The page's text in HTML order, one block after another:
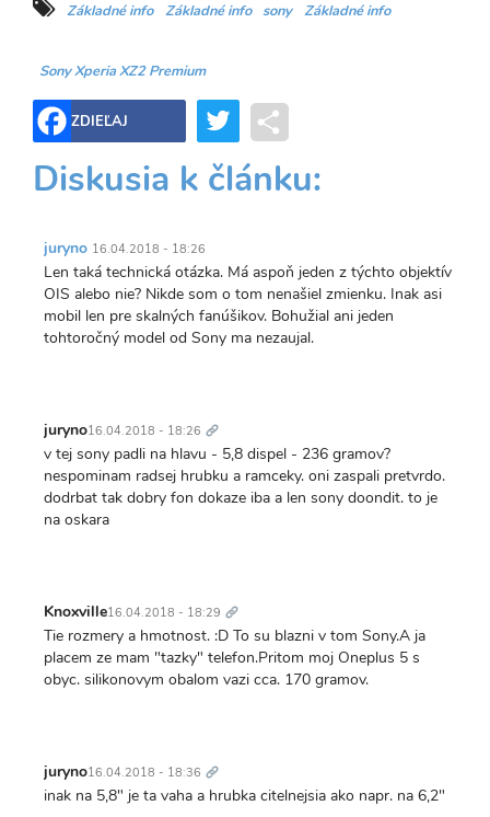
Základné info Základné info sony Základné info
Sony Xperia XZ2 Premium
ZDIEĽAJ Twitter
Diskusia k článku:
juryno 16.04.2018 - 18:26
Len taká technická otázka. Má aspoň jeden z týchto objektív
OIS alebo nie? Nikde som o tom nenašiel zmienku. Inak asi
mobil len pre skalných fanúšikov. Bohužial ani jeden
tohtoročný model od Sony ma nezaujal.
juryno16.04.2018 - 18:26 odkaz
v tej sony padli na hlavu - 5,8 dispel - 236 gramov?
nespominam radsej hrubku a ramceky. oni zaspali pretvrdo.
dodrbat tak dobry fon dokaze iba a len sony doondit. to je
na oskara
Knoxville16.04.2018 - 18:29 odkaz
Tie rozmery a hmotnost. :D To su blazni v tom Sony.A ja
placem ze mam "tazky" telefon.Pritom moj Oneplus 5 s
obyc. silikonovym obalom vazi cca. 170 gramov.
juryno16.04.2018 - 18:36 odkaz
inak na 5,8" je ta vaha a hrubka citelnejsia ako napr. na 6,2"